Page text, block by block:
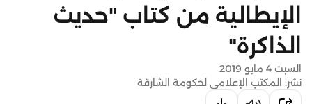
الإيطالية من كتاب "حديث
الذاكرة"
السبت 4 مايو 2019
نشر: المكتب الإعلامي لحكومة الشارقة